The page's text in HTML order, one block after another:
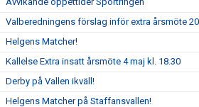
Valberedningens förslag inför extra årsmöte
Helgens Matcher!
Kallelse Extra insatt årsmöte 4 maj kl. 18.30
Derby på Vallen ikväll!
Helgens Matcher på Staffansvallen!